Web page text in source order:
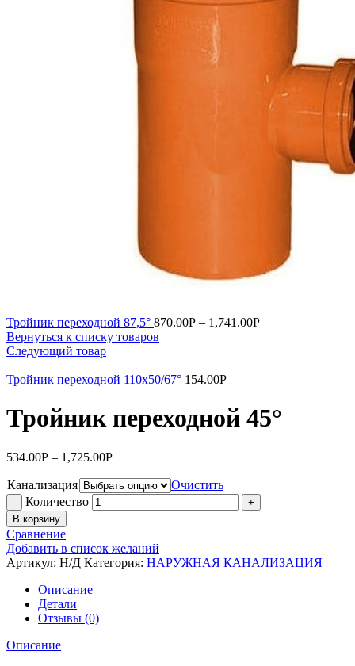
Тройник переходной 87,5° 870.00Р – 1,741.00Р
Вернуться к списку товаров
Следующий товар
Тройник переходной 110х50/67° 154.00Р
Тройник переходной 45°
534.00Р – 1,725.00Р
Канализация
Очистить
Количество
В корзину
Сравнение
Добавить в список желаний
Артикул: Н/Д Категория: НАРУЖНАЯ КАНАЛИЗАЦИЯ
Описание
Детали
Отзывы (0)
Описание